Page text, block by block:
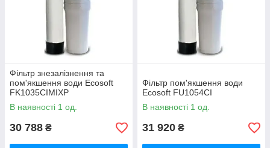
Фільтр знезалізнення та
пом'якшення води Ecosoft
FK1035CIMIXP
В наявності 1 од.
30 788 ₴
Фільтр пом'якшення води
Ecosoft FU1054CI
В наявності 1 од.
31 920 ₴